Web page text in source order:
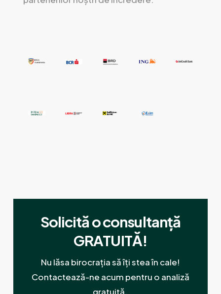
Solicită o consultanță
GRATUITĂ!
Nu lăsa birocrația să îți stea în cale!
Contactează-ne acum pentru o analiză
gratuită.